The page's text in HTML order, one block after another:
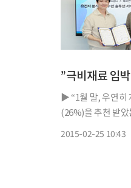
”극비재료 임
▶ “1월 말, 우연히 지인의 추천을 받아 주식데이 [우량클럽]의 무료 문자리딩에 참여하게 됐죠. 그 곳에서 인포피아(32%), 퍼스텍
(26%)을 추천 받았
2015-02-25 10:43